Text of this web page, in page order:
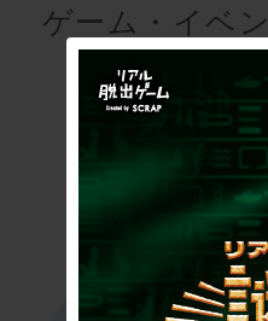
ゲーム・イベン
ト